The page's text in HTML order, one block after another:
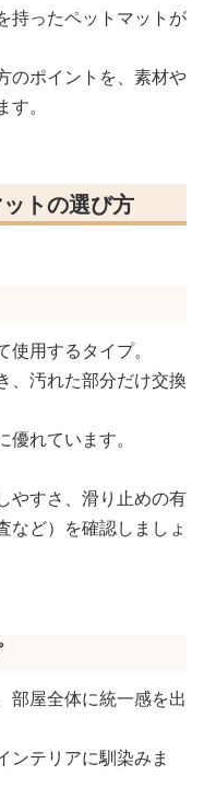
持ったペットマットが
のポイントを、素材や
。
トの選び方
用するタイプ。
、汚れた部分だけ交換
れています。
やすさ、滑り止めの有
など）を確認しましょ
部屋全体に統一感を出
ンテリアに馴染みま